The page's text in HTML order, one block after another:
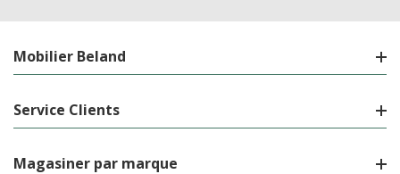
Mobilier Beland
Service Clients
Magasiner par marque